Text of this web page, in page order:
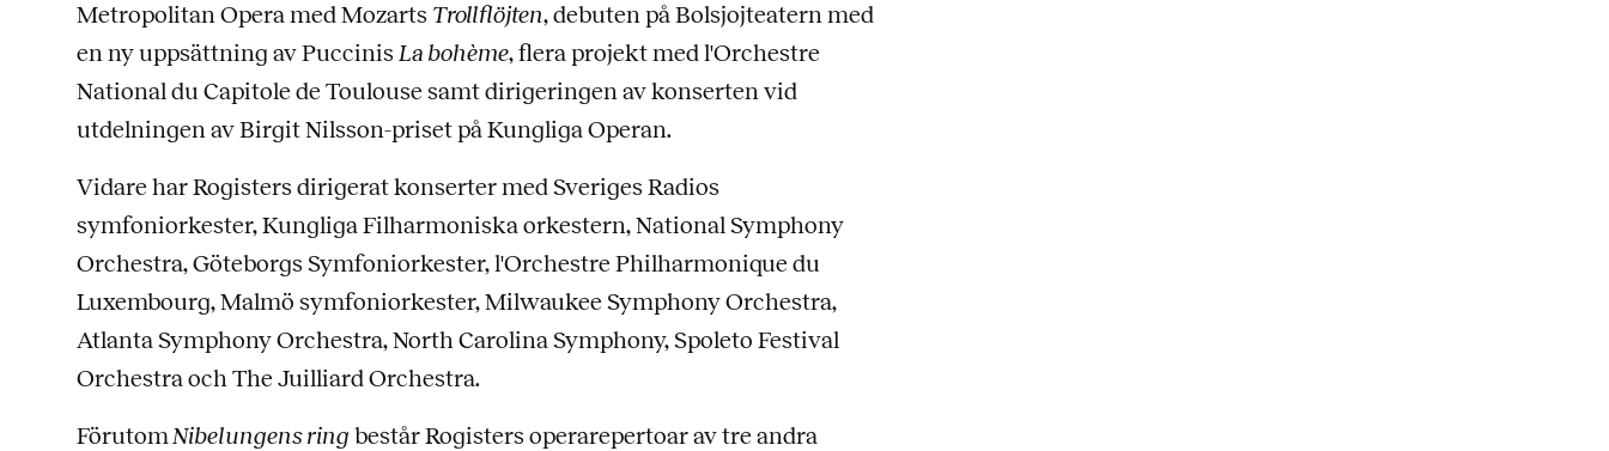
Metropolitan Opera med Mozarts Trollflöjten, debuten på Bolsjojteatern med
en ny uppsättning av Puccinis La bohème, flera projekt med l'Orchestre
National du Capitole de Toulouse samt dirigeringen av konserten vid
utdelningen av Birgit Nilsson-priset på Kungliga Operan.
Vidare har Rogisters dirigerat konserter med Sveriges Radios
symfoniorkester, Kungliga Filharmoniska orkestern, National Symphony
Orchestra, Göteborgs Symfoniorkester, l'Orchestre Philharmonique du
Luxembourg, Malmö symfoniorkester, Milwaukee Symphony Orchestra,
Atlanta Symphony Orchestra, North Carolina Symphony, Spoleto Festival
Orchestra och The Juilliard Orchestra.
Förutom Nibelungens ring består Rogisters operarepertoar av tre andra